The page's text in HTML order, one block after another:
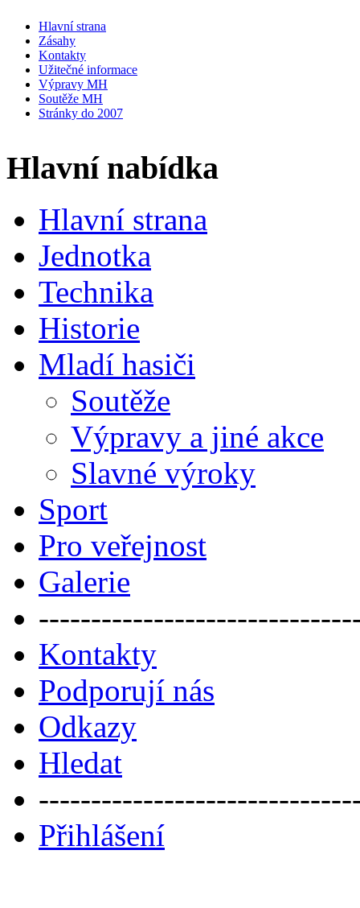
Hlavní strana
Zásahy
Kontakty
Užitečné informace
Výpravy MH
Soutěže MH
Stránky do 2007
Hlavní nabídka
Hlavní strana
Jednotka
Technika
Historie
Mladí hasiči
Soutěže
Výpravy a jiné akce
Slavné výroky
Sport
Pro veřejnost
Galerie
Kontakty
Podporují nás
Odkazy
Hledat
Přihlášení